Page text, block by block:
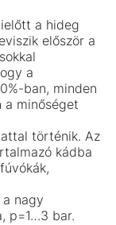
a hideg
először a
a
ban, minden
a minőséget
történik. Az
kádba
nagy
p=1…3 bar.